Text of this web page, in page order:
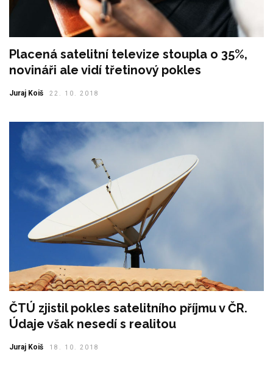
Placená satelitní televize stoupla o 35%,
novináři ale vidí třetinový pokles
Juraj Koiš 22. 10. 2018
ČTÚ zjistil pokles satelitního příjmu v ČR.
Údaje však nesedí s realitou
Juraj Koiš 18. 10. 2018